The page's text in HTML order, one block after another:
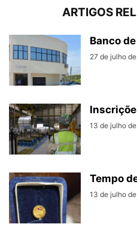
ARTIGOS
Banco
27 de julho
13 de julho
Tempo
13 de julho